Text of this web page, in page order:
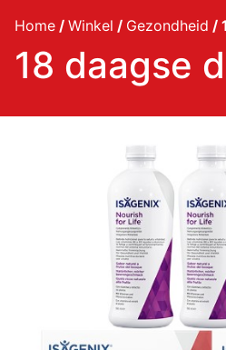
Home / Winkel / Gezondheid /
18 daagse